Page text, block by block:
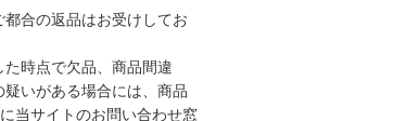
都合の返品はお受けしてお
時点で欠品、商品間違
疑いがある場合には、商品
当サイトのお問い合わせ窓